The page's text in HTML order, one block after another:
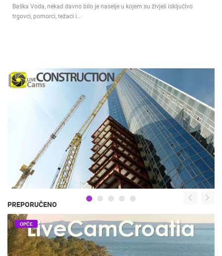
Baška Voda, nekad davno bilo je naselje u kojem su živjeli isključivo
trgovci, pomorci, težaci i…
PREPORUČENO
OPĆE